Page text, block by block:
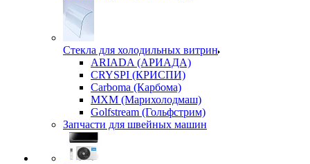
Стекла для холодильных витрин
ARIADA (АРИАДА)
CRYSPI (КРИСПИ)
Carboma (Карбома)
MXM (Марихолодмаш)
Golfstream (Гольфстрим)
Запчасти для швейных машин